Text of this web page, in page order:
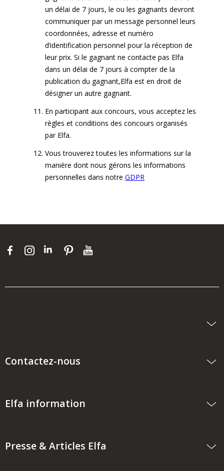
un délai de 7 jours, le ou les gagnants devront
communiquer par un message personnel leurs
coordonnées, adresse et numéro
d’identification personnel pour la réception de
leur prix. Si le gagnant ne contacte pas Elfa
dans un délai de 7 jours à compter de la
publication du gagnant,Elfa est en droit de
désigner un autre gagnant.
En participant aux concours, vous acceptez les
règles et conditions des concours organisés
par Elfa.
Vous trouverez toutes les informations sur la
manière dont nous gérons les informations
personnelles dans notre GDPR
Contactez-nous
Elfa information
Presse & Articles Elfa